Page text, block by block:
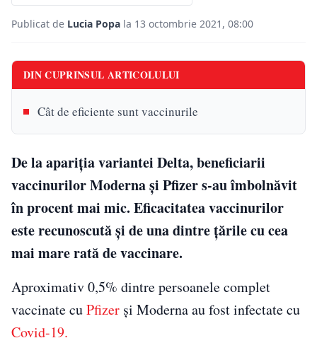
Publicat de Lucia Popa la 13 octombrie 2021, 08:00
DIN CUPRINSUL ARTICOLULUI
Cât de eficiente sunt vaccinurile
De la apariția variantei Delta, beneficiarii
vaccinurilor Moderna şi Pfizer s-au îmbolnăvit
în procent mai mic. Eficacitatea vaccinurilor
este recunoscută și de una dintre țările cu cea
mai mare rată de vaccinare.
Aproximativ 0,5% dintre persoanele complet
vaccinate cuPfizer și Moderna au fost infectate cu
Covid-19.